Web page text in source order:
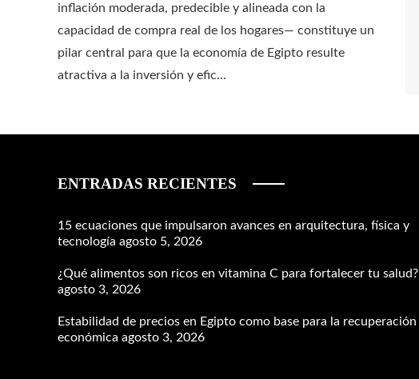
inflación moderada, predecible y alineada con la
capacidad de compra real de los hogares— constituye un
pilar central para que la economía de Egipto resulte
atractiva a la inversión y efic...
ENTRADAS RECIENTES
15 ecuaciones que impulsaron avances en arquitectura, física y
tecnología agosto 5, 2026
¿Qué alimentos son ricos en vitamina C para fortalecer tu salud?
agosto 3, 2026
Estabilidad de precios en Egipto como base para la recuperación
económica agosto 3, 2026